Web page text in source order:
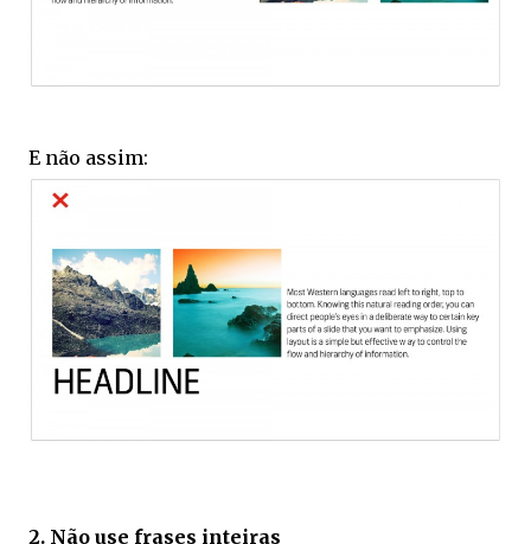
E não assim:
2. Não use frases inteiras